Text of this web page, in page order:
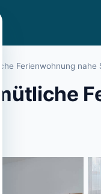
Ferienwohnung